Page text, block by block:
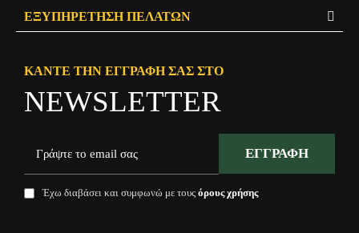
ΕΞΥΠΗΡΈΤΗΣΗ ΠΕΛΑΤΏΝ
ΚΆΝΤΕ ΤΗΝ ΕΓΓΡΑΦΉ ΣΑΣ ΣΤΟ
NEWSLETTER
ΕΓΓΡΑΦΉ
Έχω διαβάσει και συμφωνώ με τους όρους χρήσης